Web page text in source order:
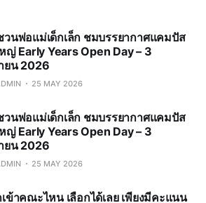
วนพ่อแม่เด็กเล็ก ชมบรรยากาศแคมปัส
ญ่ Early Years Open Day – 3
ยน 2026
25 MAY 2026
วนพ่อแม่เด็กเล็ก ชมบรรยากาศแคมปัส
ญ่ Early Years Open Day – 3
ยน 2026
25 MAY 2026
ข้าคณะไหน เลือกได้เลย เพียงมีคะแนน